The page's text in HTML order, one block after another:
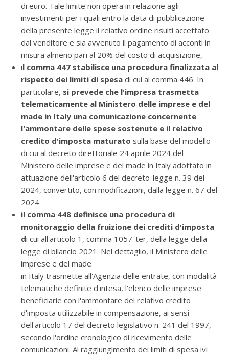
di euro. Tale limite non opera in relazione agli
investimenti per i quali entro la data di pubblicazione
della presente legge il relativo ordine risulti accettato
dal venditore e sia avvenuto il pagamento di acconti in
misura almeno pari al 20% del costo di acquisizione,
il comma 447 stabilisce una procedura finalizzata al
rispetto dei limiti di spesa di cui al comma 446. In
particolare, si prevede che l'impresa trasmetta
telematicamente al Ministero delle imprese e del
made in Italy una comunicazione concernente
l'ammontare delle spese sostenute e il relativo
credito d'imposta maturato sulla base del modello
di cui al decreto direttoriale 24 aprile 2024 del
Ministero delle imprese e del made in Italy adottato in
attuazione dell'articolo 6 del decreto-legge n. 39 del
2024, convertito, con modificazioni, dalla legge n. 67 del
2024.
il comma 448 definisce una procedura di
monitoraggio della fruizione dei crediti d'imposta
di cui all'articolo 1, comma 1057-ter, della legge della
legge di bilancio 2021. Nel dettaglio, il Ministero delle
imprese e del made
in Italy trasmette all'Agenzia delle entrate, con modalità
telematiche definite d'intesa, l'elenco delle imprese
beneficiarie con l'ammontare del relativo credito
d'imposta utilizzabile in compensazione, ai sensi
dell'articolo 17 del decreto legislativo n. 241 del 1997,
secondo l'ordine cronologico di ricevimento delle
comunicazioni. Al raggiungimento dei limiti di spesa ivi